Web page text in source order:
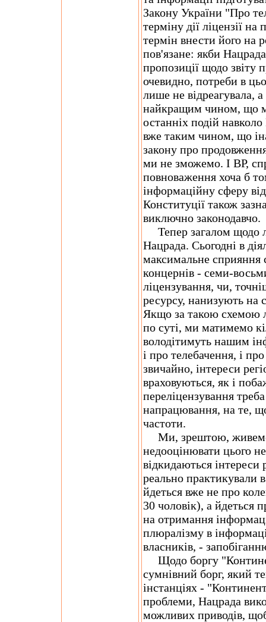
Закону України "Про
терміну дії ліцензії
термін внести його на
пов'язане: якби
пропозиції щодо звіту
очевидно, потреби в
лише не відреагувала,
найкращим чином, що
останніх подій
вже таким чином, що
закону про
ми не зможемо. І ВР,
повноваження хоча б
інформаційну сферу
Конституції також
виключно законодавчо.
Тепер загалом щодо
Нацрада. Сьогодні в
максимальне сприяння
концернів - семи-
ліцензування, чи,
ресурсу, нанизують на
Якщо за такою схемою
по суті, ми матимемо
володітимуть нашим
і про телебачення, і
звичайно, інтереси
враховуються, як і
переліцензування
напрацювання, на те,
частоти.
Ми, зрештою, живемо
недооцінювати цього
відкидаються інтереси
реально практикували
йдеться вже не про
30 чоловік), а йдеться
на отримання
плюралізму в
власників, -
Щодо боргу
сумнівний борг, який
інстанціях -
проблеми, Нацрада
можливих приводів,